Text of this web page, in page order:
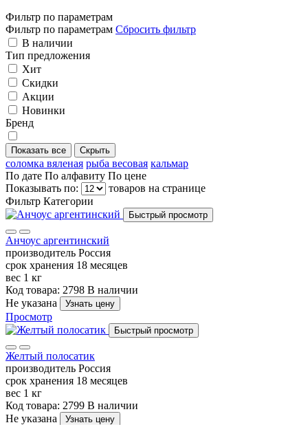
Фильтр по параметрам
Фильтр по параметрам Сбросить фильтр
В наличии
Тип предложения
Хит
Скидки
Акции
Новинки
Бренд
Показать все Скрыть
соломка вяленая рыба весовая кальмар
По дате По алфавиту По цене
Показывать по:
товаров на странице
Фильтр Категории
Быстрый просмотр
Анчоус аргентинский
производитель Россия
срок хранения 18 месяцев
вес 1 кг
Код товара: 2798 В наличии
Не указана
Узнать цену
Просмотр
Быстрый просмотр
Желтый полосатик
производитель Россия
срок хранения 18 месяцев
вес 1 кг
Код товара: 2799 В наличии
Не указана
Узнать цену